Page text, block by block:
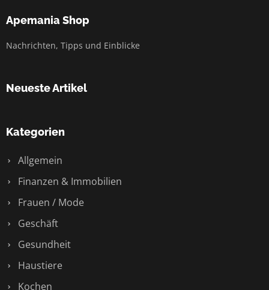
Apemania Shop
Nachrichten, Tipps und Einblicke
Neueste Artikel
Kategorien
Allgemein
Finanzen & Immobilien
Frauen / Mode
Geschäft
Gesundheit
Haustiere
Kochen